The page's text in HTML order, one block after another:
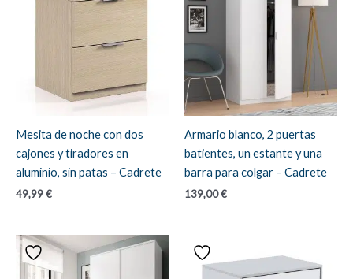
Mesita de noche con dos
cajones y tiradores en
aluminio, sin patas – Cadrete
49,99€
Armario blanco, 2 puertas
batientes, un estante y una
barra para colgar – Cadrete
139,00€